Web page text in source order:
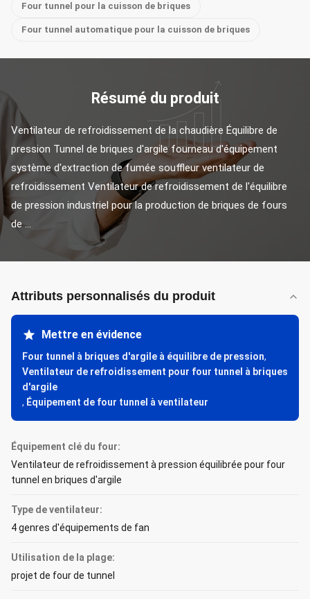
Four tunnel pour la cuisson de briques
Four tunnel automatique pour la cuisson de briques
Résumé du produit
Ventilateur de refroidissement de la chaudière Équilibre de
pression Tunnel de briques d'argile fourneau d'équipement
système d'extraction de fumée souffleur ventilateur de
refroidissement Ventilateur de refroidissement de l'équilibre
de pression industriel pour la production de briques de fours
de ...
Attributs personnalisés du produit
Mettre en évidence
Four tunnel à briques d'argile à équilibre de pression,
Ventilateur de refroidissement pour four tunnel à briques
d'argile
, Équipement de four tunnel à ventilateur
Équipement clé du four:
Ventilateur de refroidissement à pression équilibrée pour four
tunnel en briques d'argile
Type de ventilateur:
4 genres d'équipements de fan
Utilisation de la plage:
projet de four de tunnel